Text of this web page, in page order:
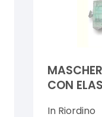
CON
In Riordino